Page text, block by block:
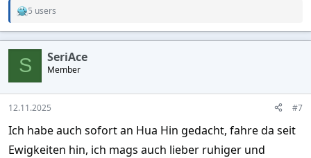
R
c
o
n
s
:
5 users
S SeriAce
Member
12.11.2025 #7
Ich habe auch sofort an Hua Hin gedacht, fahre da seit
Ewigkeiten hin, ich mags auch lieber ruhiger und